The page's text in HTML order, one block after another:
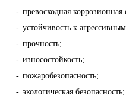
превосходная коррозионная
устойчивость к
прочность;
износостойкость;
пожаробезопасность;
экологическая безопасность;